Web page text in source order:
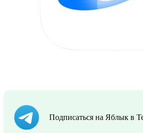
Подписаться на Яблык в